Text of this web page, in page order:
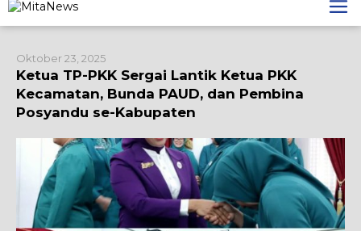
ke
konten
Oktober 23, 2025
Ketua TP-PKK Sergai Lantik Ketua PKK
Kecamatan, Bunda PAUD, dan Pembina
Posyandu se-Kabupaten